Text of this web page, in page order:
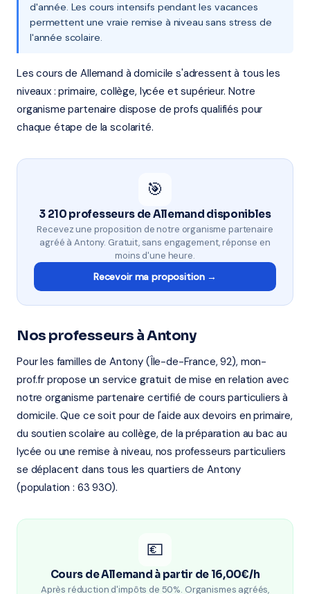
d'année. Les cours intensifs pendant les vacances
permettent une vraie remise à niveau sans stress de
l'année scolaire.
Les cours de Allemand à domicile s'adressent à tous les
niveaux : primaire, collège, lycée et supérieur. Notre
organisme partenaire dispose de profs qualifiés pour
chaque étape de la scolarité.
🎯
3 210 professeurs de Allemand disponibles
Recevez une proposition de notre organisme partenaire
agréé à Antony. Gratuit, sans engagement, réponse en
moins d'une heure.
Recevoir ma proposition →
Nos professeurs à Antony
Pour les familles de Antony (Île-de-France, 92), mon-
prof.fr propose un service gratuit de mise en relation avec
notre organisme partenaire certifié de cours particuliers à
domicile. Que ce soit pour de l'aide aux devoirs en primaire,
du soutien scolaire au collège, de la préparation au bac au
lycée ou une remise à niveau, nos professeurs particuliers
se déplacent dans tous les quartiers de Antony
(population : 63 930).
💶
Cours de Allemand à partir de 16,00€/h
Après réduction d'impôts de 50%. Organismes agréés,